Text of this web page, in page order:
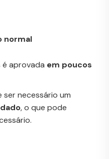
normal
aprovada em poucos
ser necessário um
, o que pode